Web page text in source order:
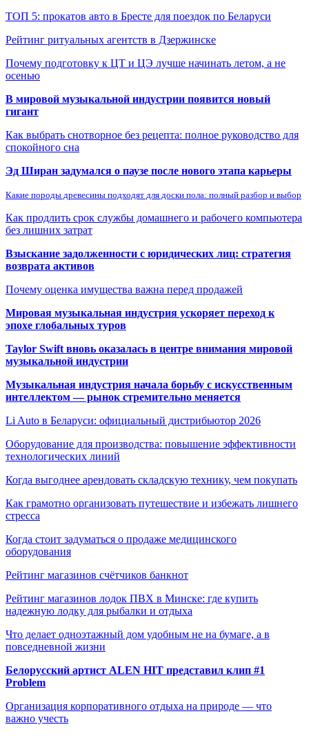
ТОП 5: прокатов авто в Бресте для поездок по Беларуси
Рейтинг ритуальных агентств в Дзержинске
Почему подготовку к ЦТ и ЦЭ лучше начинать летом, а не
осенью
В мировой музыкальной индустрии появится новый
гигант
Как выбрать снотворное без рецепта: полное руководство для
спокойного сна
Эд Ширан задумался о паузе после нового этапа карьеры
Какие породы древесины подходят для доски пола: полный разбор и выбор
Как продлить срок службы домашнего и рабочего компьютера
без лишних затрат
Взыскание задолженности с юридических лиц: стратегия
возврата активов
Почему оценка имущества важна перед продажей
Мировая музыкальная индустрия ускоряет переход к
эпохе глобальных туров
Taylor Swift вновь оказалась в центре внимания мировой
музыкальной индустрии
Музыкальная индустрия начала борьбу с искусственным
интеллектом — рынок стремительно меняется
Li Auto в Беларуси: официальный дистрибьютор 2026
Оборудование для производства: повышение эффективности
технологических линий
Когда выгоднее арендовать складскую технику, чем покупать
Как грамотно организовать путешествие и избежать лишнего
стресса
Когда стоит задуматься о продаже медицинского
оборудования
Рейтинг магазинов счётчиков банкнот
Рейтинг магазинов лодок ПВХ в Минске: где купить
надежную лодку для рыбалки и отдыха
Что делает одноэтажный дом удобным не на бумаге, а в
повседневной жизни
Белорусский артист ALEN HIT представил клип #1
Problem
Организация корпоративного отдыха на природе — что
важно учесть